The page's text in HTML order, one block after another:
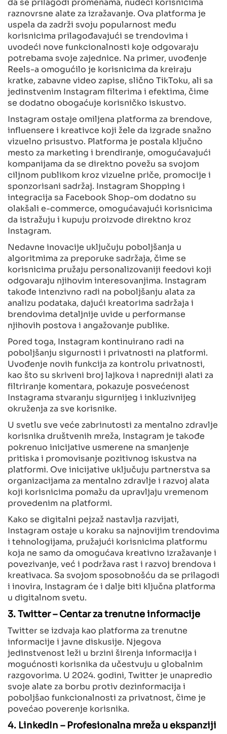
raznovrsne alate za izražavanje. Ova platforma je
uspela da zadrži svoju popularnost među
korisnicima prilagođavajući se trendovima i
uvodeći nove funkcionalnosti koje odgovaraju
potrebama svoje zajednice. Na primer, uvođenje
Reels-a omogućilo je korisnicima da kreiraju
kratke, zabavne video zapise, slično TikToku, ali sa
jedinstvenim Instagram filterima i efektima, čime
se dodatno obogaćuje korisničko iskustvo.
Instagram ostaje omiljena platforma za brendove,
influensere i kreativce koji žele da izgrade snažno
vizuelno prisustvo. Platforma je postala ključno
mesto za marketing i brendiranje, omogućavajući
kompanijama da se direktno povežu sa svojom
ciljnom publikom kroz vizuelne priče, promocije i
sponzorisani sadržaj. Instagram Shopping i
integracija sa Facebook Shop-om dodatno su
olakšali e-commerce, omogućavajući korisnicima
da istražuju i kupuju proizvode direktno kroz
Instagram.
Nedavne inovacije uključuju poboljšanja u
algoritmima za preporuke sadržaja, čime se
korisnicima pružaju personalizovaniji feedovi koji
odgovaraju njihovim interesovanjima. Instagram
takođe intenzivno radi na poboljšanju alata za
analizu podataka, dajući kreatorima sadržaja i
brendovima detaljnije uvide u performanse
njihovih postova i angažovanje publike.
Pored toga, Instagram kontinuirano radi na
poboljšanju sigurnosti i privatnosti na platformi.
Uvođenje novih funkcija za kontrolu privatnosti,
kao što su skriveni broj lajkova i napredniji alati za
filtriranje komentara, pokazuje posvećenost
Instagrama stvaranju sigurnijeg i inkluzivnijeg
okruženja za sve korisnike.
U svetlu sve veće zabrinutosti za mentalno zdravlje
korisnika društvenih mreža, Instagram je takođe
pokrenuo inicijative usmerene na smanjenje
pritiska i promovisanje pozitivnog iskustva na
platformi. Ove inicijative uključuju partnerstva sa
organizacijama za mentalno zdravlje i razvoj alata
koji korisnicima pomažu da upravljaju vremenom
provedenim na platformi.
Kako se digitalni pejzaž nastavlja razvijati,
Instagram ostaje u koraku sa najnovijim trendovima
i tehnologijama, pružajući korisnicima platformu
koja ne samo da omogućava kreativno izražavanje i
povezivanje, već i podržava rast i razvoj brendova i
kreativaca. Sa svojom sposobnošću da se prilagodi
i inovira, Instagram će i dalje biti ključna platforma
u digitalnom svetu.
3. Twitter – Centar za trenutne informacije
Twitter se izdvaja kao platforma za trenutne
informacije i javne diskusije. Njegova
jedinstvenost leži u brzini širenja informacija i
mogućnosti korisnika da učestvuju u globalnim
razgovorima. U 2024. godini, Twitter je unapredio
svoje alate za borbu protiv dezinformacija i
poboljšao funkcionalnosti za privatnost, čime je
povećao poverenje korisnika.
4. LinkedIn – Profesionalna mreža u ekspanziji